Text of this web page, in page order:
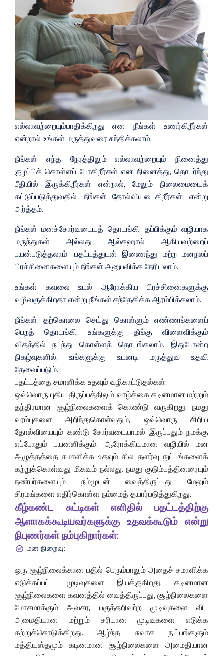
எல்லாவற்றையும்பாதிக்கிறது என நீங்கள் உணர்கிறீர்கள்
என்றால் உங்கள் மருத்துவரை சந்திக்கலாம்.
நீங்கள் எந்த நேரத்திலும் எல்லாவற்றையும் நினைத்து
குழப்பிக் கொள்ளப் போகிறீர்கள் என நினைத்து, தொடர்ந்து
பீதியில் இருக்கிறீர்கள் என்றால், மேலும் நிலைமையைக்
கட்டுப்படுத்துவதில் நீங்கள் தோல்வியடைகிறீர்கள் என்று
அர்த்தம்.
நீங்கள் மனச்சோர்வடையத் தொடங்கி, தப்பிக்கும் வழியாக
மருந்துகள் அல்லது ஆல்கஹால் ஆகியவற்றைப்
பயன்படுத்தலாம். பதட்டத்துடன் இணைந்து மற்ற மனநலப்
பிரச்சினைகளையும் நீங்கள் அனுபவிக்க நேரிடலாம்.
உங்கள் கவலை உடல் ஆரோக்கிய பிரச்சினைகளுக்கு
வழிவகுக்கிறதா என்று நீங்கள் சந்தேகிக்க ஆரம்பிக்கலாம்.
நீங்கள் தற்கொலை செய்து கொள்ளும் எண்ணங்களைப்
பெறத் தொடங்கி, உங்களுக்கு தீங்கு விளைவிக்கும்
விதத்தில் நடந்து கொள்ளத் தொடங்கலாம். இதுபோன்ற
நிகழ்வுகளில், உங்களுக்கு உடனடி மருத்துவ உதவி
தேவைப்படும்.
பதட்டத்தை சமாளிக்க உதவும் வழிகாட்டுதல்கள்:
ஒவ்வொரு புதிய திருப்பத்திலும் வாழ்க்கை கடினமான மற்றும்
தந்திரமான சூழ்நிலைகளைக் கொண்டு வருகிறது. நமது
வரம்புகளை அறிந்துகொள்வதும், ஒவ்வொரு சிறிய
தோல்வியையும் கண்டு சோர்வடையாமல் இருப்பதும் நமக்கு
எப்போதும் பயனளிக்கும். ஆரோக்கியமான வழியில் மன
அழுத்தத்தை சமாளிக்க உதவும் சில தளர்வு நுட்பங்களைக்
கற்றுக்கொள்வது மிகவும் நல்லது. நமது குடும்பத்தினரையும்
நண்பர்களையும் நம்முடன் வைத்திருப்பது மேலும்
சிரமங்களை எதிர்கொள்ள நம்மைத் தயார்படுத்துகிறது.
கீழ்கண்ட சுட்டிகள் எளிதில் பதட்டத்திற்கு
ஆளாகக்கூடியவர்களுக்கு உதவக்கூடும் என்று
நிபுணர்கள் நம்புகிறார்கள்:
மன நிறைவு:
ஒரு சூழ்நிலைக்கான பதில் பெரும்பாலும் அதைச் சமாளிக்க
எடுக்கப்பட்ட முடிவுகளை இயக்குகிறது. கடினமான
சூழ்நிலைகளை கவனத்தில் வைத்திருப்பது, சூழ்நிலைகளை
மோசமாக்கும் அவசர, பகுத்தறிவற்ற முடிவுகளை விட
அமைதியான மற்றும் சரியான முடிவுகளை எடுக்க
கற்றுக்கொடுக்கிறது. ஆழ்ந்த சுவாச நுட்பங்களும்
மத்தியஸ்தமும் கடினமான சூழ்நிலைகளை அமைதியான